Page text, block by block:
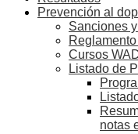
Prevención al
Sanciones
Cursos
Listado de
notas